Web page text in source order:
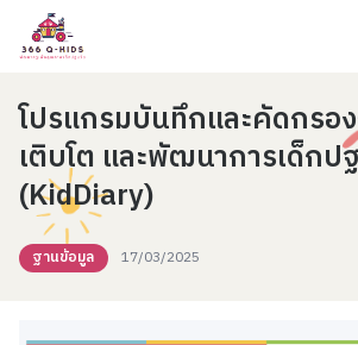
Skip to content
โปรแกรมบันทึกและคัดกรอ
เติบโต และพัฒนาการเด็กป
(KidDiary)
ฐานข้อมูล 17/03/2025